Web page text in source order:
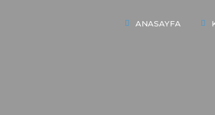
ANASAYFA